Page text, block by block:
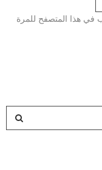
في هذا المتصفح للمرة